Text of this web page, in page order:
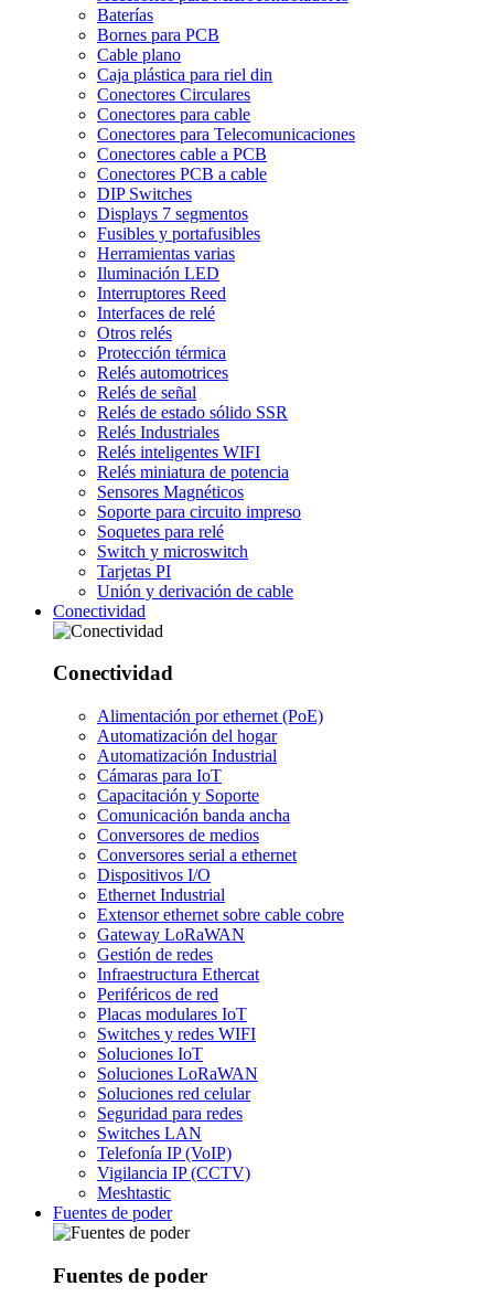
Baterías
Bornes para PCB
Cable plano
Caja plástica para riel din
Conectores Circulares
Conectores para cable
Conectores para Telecomunicaciones
Conectores cable a PCB
Conectores PCB a cable
DIP Switches
Displays 7 segmentos
Fusibles y portafusibles
Herramientas varias
Iluminación LED
Interruptores Reed
Interfaces de relé
Otros relés
Protección térmica
Relés automotrices
Relés de señal
Relés de estado sólido SSR
Relés Industriales
Relés inteligentes WIFI
Relés miniatura de potencia
Sensores Magnéticos
Soporte para circuito impreso
Soquetes para relé
Switch y microswitch
Tarjetas PI
Unión y derivación de cable
Conectividad
Conectividad
Alimentación por ethernet (PoE)
Automatización del hogar
Automatización Industrial
Cámaras para IoT
Capacitación y Soporte
Comunicación banda ancha
Conversores de medios
Conversores serial a ethernet
Dispositivos I/O
Ethernet Industrial
Extensor ethernet sobre cable cobre
Gateway LoRaWAN
Gestión de redes
Infraestructura Ethercat
Periféricos de red
Placas modulares IoT
Switches y redes WIFI
Soluciones IoT
Soluciones LoRaWAN
Soluciones red celular
Seguridad para redes
Switches LAN
Telefonía IP (VoIP)
Vigilancia IP (CCTV)
Meshtastic
Fuentes de poder
Fuentes de poder